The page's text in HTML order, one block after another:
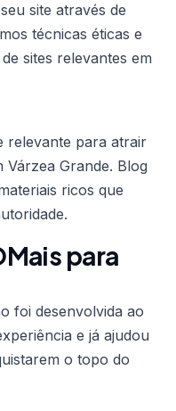
site através de
técnicas éticas e
sites relevantes em
relevante para atrair
Grande. Blog
ricos que
para
foi desenvolvida ao
e já ajudou
o topo do